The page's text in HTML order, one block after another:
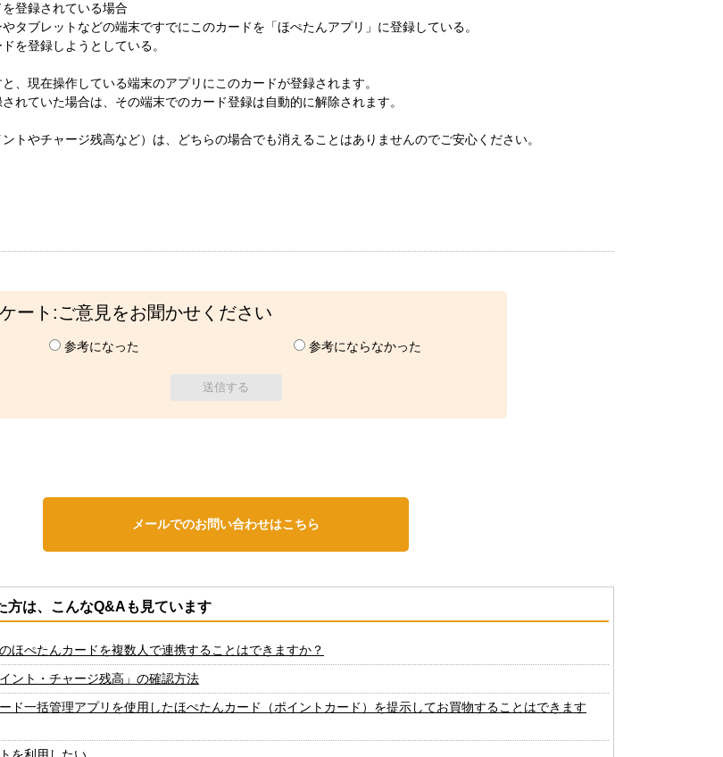
登録されている場合
やタブレットなどの端末ですでにこのカードを「ほぺたんアプリ」に登録している。
を登録しようとしている。
と、現在操作している端末のアプリにこのカードが登録されます。
れていた場合は、その端末でのカード登録は自動的に解除されます。
トやチャージ残高など）は、どちらの場合でも消えることはありませんのでご安心ください。
ート:ご意見をお聞かせください
参考になった 参考にならなかった
メールでのお問い合わせはこちら
方は、こんなQ&Aも見ています
ほぺたんカードを複数人で連携することはできますか？
ント・チャージ残高」の確認方法
ド一括管理アプリを使用したほぺたんカード（ポイントカード）を提示してお買物することはできます